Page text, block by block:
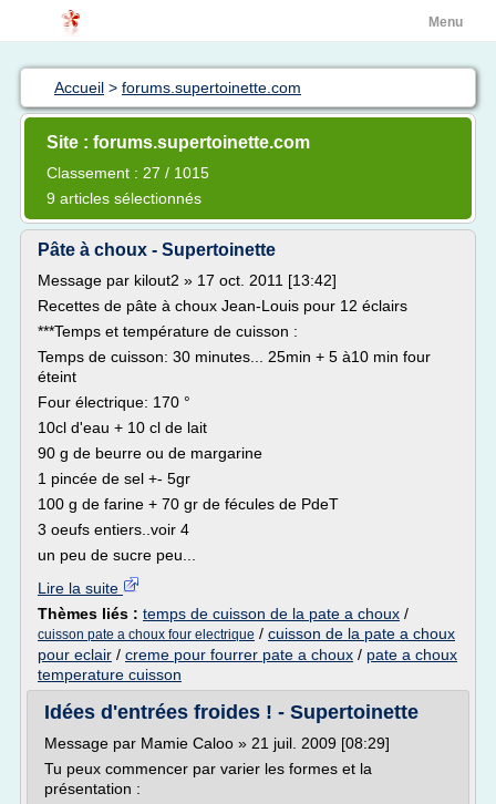
Menu
Accueil > forums.supertoinette.com
Site : forums.supertoinette.com
Classement : 27 / 1015
9 articles sélectionnés
Pâte à choux - Supertoinette
Message par kilout2 » 17 oct. 2011 [13:42]
Recettes de pâte à choux Jean-Louis pour 12 éclairs
***Temps et température de cuisson :
Temps de cuisson: 30 minutes... 25min + 5 à10 min four
éteint
Four électrique: 170 °
10cl d'eau + 10 cl de lait
90 g de beurre ou de margarine
1 pincée de sel +- 5gr
100 g de farine + 70 gr de fécules de PdeT
3 oeufs entiers..voir 4
un peu de sucre peu...
Lire la suite
Thèmes liés : temps de cuisson de la pate a choux /
cuisson pate a choux four electrique / cuisson de la pate a choux
pour eclair / creme pour fourrer pate a choux / pate a choux
temperature cuisson
Idées d'entrées froides ! - Supertoinette
Message par Mamie Caloo » 21 juil. 2009 [08:29]
Tu peux commencer par varier les formes et la
présentation :